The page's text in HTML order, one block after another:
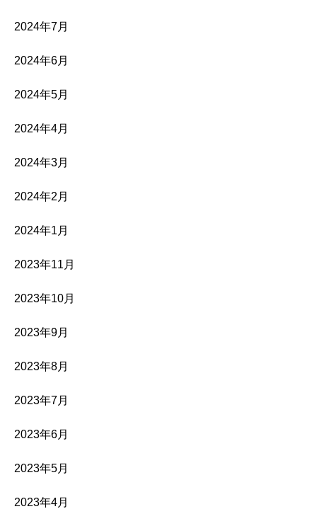
2024年7月
2024年6月
2024年5月
2024年4月
2024年3月
2024年2月
2024年1月
2023年11月
2023年10月
2023年9月
2023年8月
2023年7月
2023年6月
2023年5月
2023年4月